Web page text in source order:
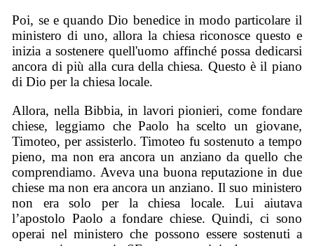
Poi, se e quando Dio benedice in modo particolare il
ministero di uno, allora la chiesa riconosce questo e
inizia a sostenere quell'uomo affinché possa dedicarsi
ancora di più alla cura della chiesa. Questo è il piano
di Dio per la chiesa locale.
Allora, nella Bibbia, in lavori pionieri, come fondare
chiese, leggiamo che Paolo ha scelto un giovane,
Timoteo, per assisterlo. Timoteo fu sostenuto a tempo
pieno, ma non era ancora un anziano da quello che
comprendiamo. Aveva una buona reputazione in due
chiese ma non era ancora un anziano. Il suo ministero
non era solo per la chiesa locale. Lui aiutava
l’apostolo Paolo a fondare chiese. Quindi, ci sono
operai nel ministero che possono essere sostenuti a